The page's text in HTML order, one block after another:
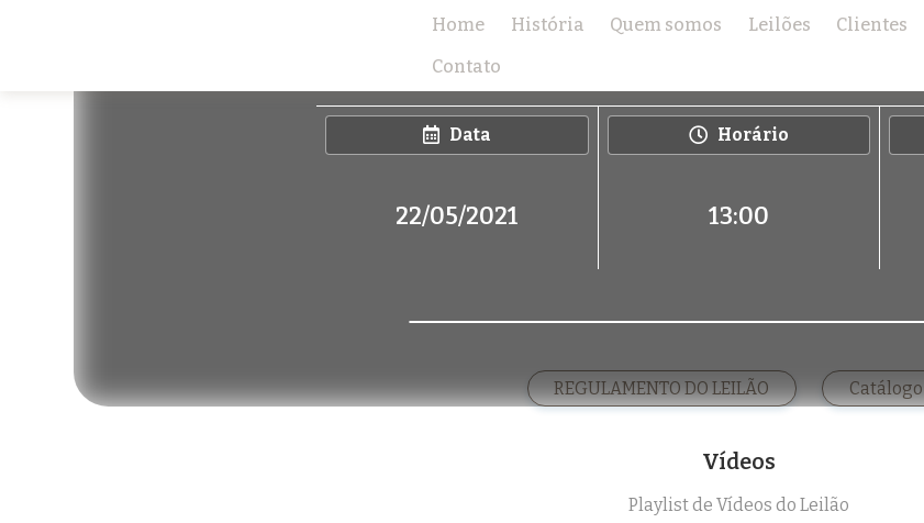
Home História Quem somos Leilões Clientes
Contato
Data
22/05/2021
Horário
13:00
REGULAMENTO DO LEILÃO Catálogo
Vídeos
Playlist de Vídeos do Leilão